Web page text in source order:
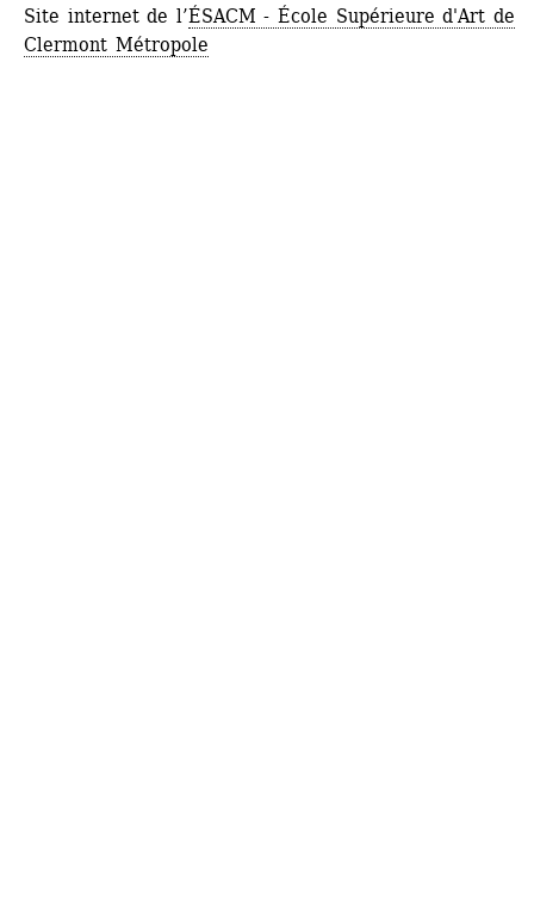
Site internet de l’ÉSACM - École Supérieure d'Art de
Clermont Métropole